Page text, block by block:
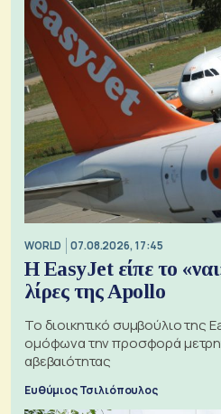
WORLD 07.08.2026, 17:45
Η EasyJet είπε το
λίρες της Apollo
Το διοικητικό συμβούλιο της
ομόφωνα την προσφορά
αβεβαιότητας
Ευθύμιος Τσιλιόπουλος